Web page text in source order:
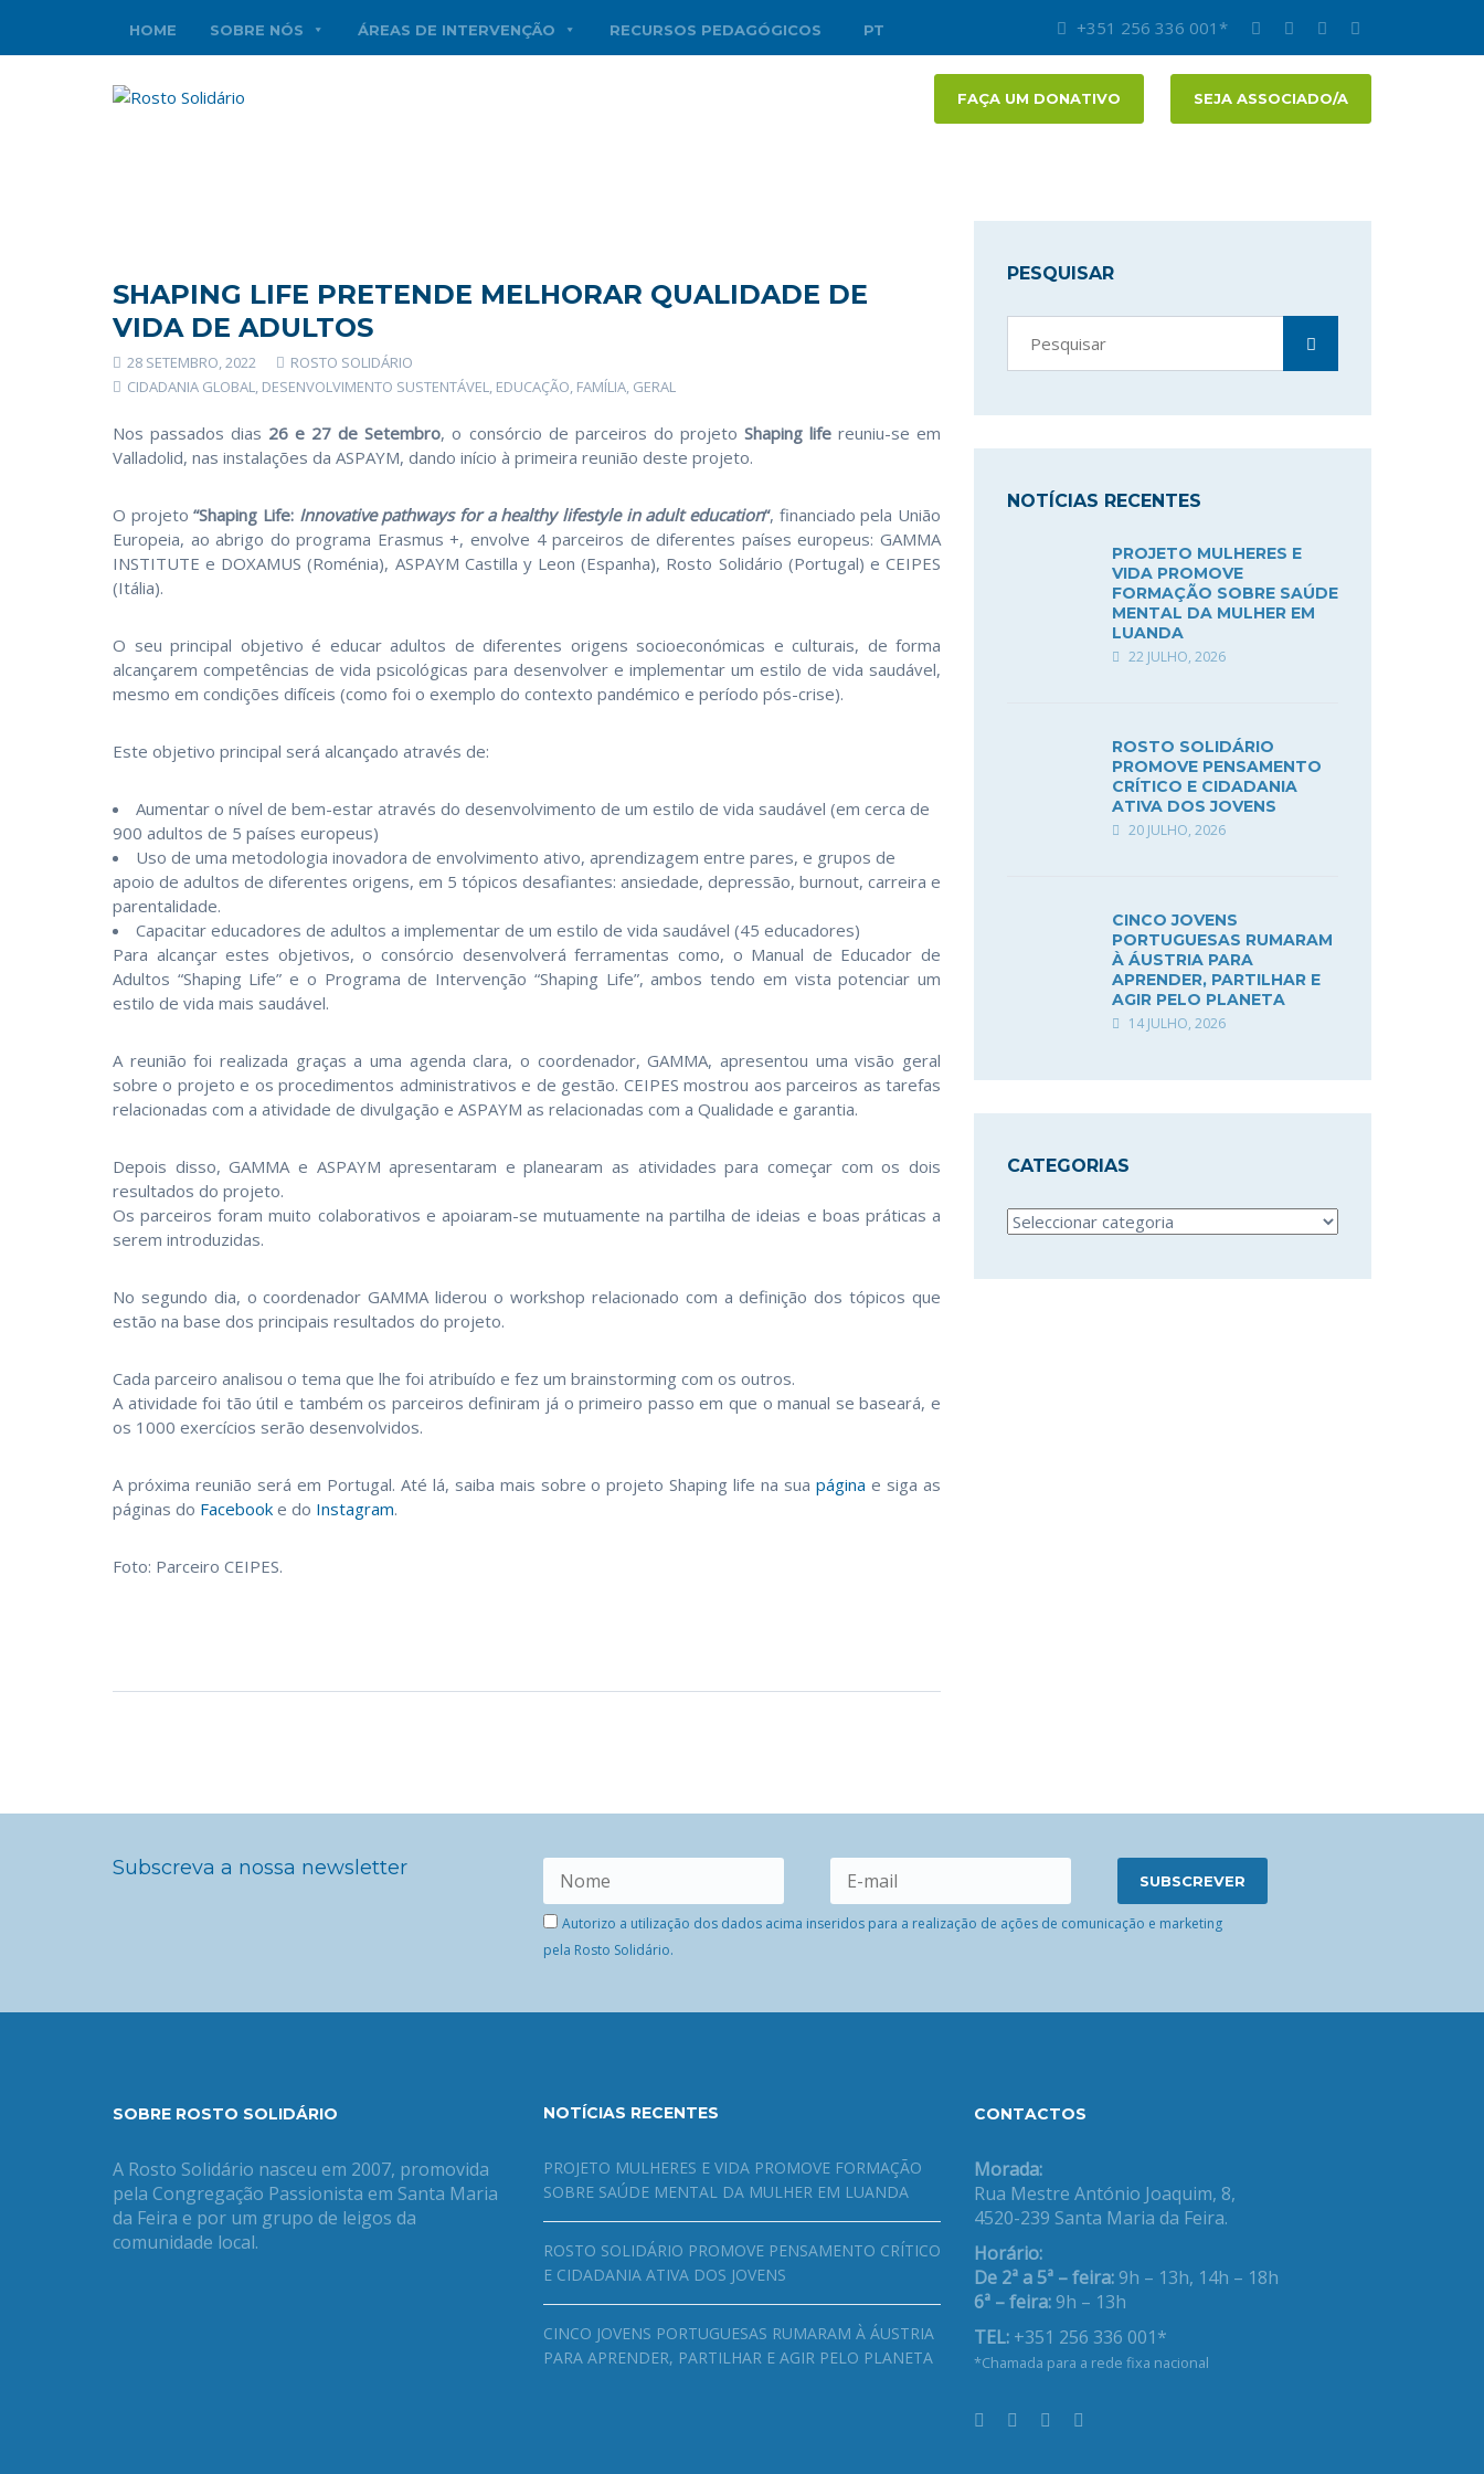
HOME SOBRE NÓS ÁREAS DE INTERVENÇÃO RECURSOS PEDAGÓGICOS PT +351 256 336 001*
FAÇA UM DONATIVO SEJA ASSOCIADO/A
SHAPING LIFE PRETENDE MELHORAR QUALIDADE DE
VIDA DE ADULTOS
28 SETEMBRO, 2022
ROSTO SOLIDÁRIO
CIDADANIA GLOBAL, DESENVOLVIMENTO SUSTENTÁVEL, EDUCAÇÃO, FAMÍLIA, GERAL
Nos passados dias 26 e 27 de Setembro, o consórcio de parceiros do projeto Shaping lifereuniu-se em
Valladolid, nas instalações da ASPAYM, dando início à primeira reunião deste projeto.
O projeto “Shaping Life: Innovative pathways for a healthy lifestyle in adult education“, financiado pela União
Europeia, ao abrigo do programa Erasmus +, envolve 4 parceiros de diferentes países europeus: GAMMA
INSTITUTE e DOXAMUS (Roménia), ASPAYM Castilla y Leon (Espanha), Rosto Solidário (Portugal) e CEIPES
(Itália).
O seu principal objetivo é educar adultos de diferentes origens socioeconómicas e culturais, de forma
alcançarem competências de vida psicológicas para desenvolver e implementar um estilo de vida saudável,
mesmo em condições difíceis (como foi o exemplo do contexto pandémico e período pós-crise).
Este objetivo principal será alcançado através de:
Aumentar o nível de bem-estar através do desenvolvimento de um estilo de vida saudável (em cerca de
900 adultos de 5 países europeus)
Uso de uma metodologia inovadora de envolvimento ativo, aprendizagem entre pares, e grupos de
apoio de adultos de diferentes origens, em 5 tópicos desafiantes: ansiedade, depressão, burnout, carreira e
parentalidade.
Capacitar educadores de adultos a implementar de um estilo de vida saudável (45 educadores)
Para alcançar estes objetivos, o consórcio desenvolverá ferramentas como, o Manual de Educador de
Adultos “Shaping Life” e o Programa de Intervenção “Shaping Life”, ambos tendo em vista potenciar um
estilo de vida mais saudável.
A reunião foi realizada graças a uma agenda clara, o coordenador, GAMMA, apresentou uma visão geral
sobre o projeto e os procedimentos administrativos e de gestão. CEIPES mostrou aos parceiros as tarefas
relacionadas com a atividade de divulgação e ASPAYM as relacionadas com a Qualidade e garantia.
Depois disso, GAMMA e ASPAYM apresentaram e planearam as atividades para começar com os dois
resultados do projeto.
Os parceiros foram muito colaborativos e apoiaram-se mutuamente na partilha de ideias e boas práticas a
serem introduzidas.
No segundo dia, o coordenador GAMMA liderou o workshop relacionado com a definição dos tópicos que
estão na base dos principais resultados do projeto.
Cada parceiro analisou o tema que lhe foi atribuído e fez um brainstorming com os outros.
A atividade foi tão útil e também os parceiros definiram já o primeiro passo em que o manual se baseará, e
os 1000 exercícios serão desenvolvidos.
A próxima reunião será em Portugal. Até lá, saiba mais sobre o projeto Shaping life na suapágina e siga as
páginas do Facebook e do Instagram.
Foto: Parceiro CEIPES.
PESQUISAR
NOTÍCIAS RECENTES
PROJETO MULHERES E
VIDA PROMOVE
FORMAÇÃO SOBRE SAÚDE
MENTAL DA MULHER EM
LUANDA
22 JULHO, 2026
ROSTO SOLIDÁRIO
PROMOVE PENSAMENTO
CRÍTICO E CIDADANIA
ATIVA DOS JOVENS
20 JULHO, 2026
CINCO JOVENS
PORTUGUESAS RUMARAM
À ÁUSTRIA PARA
APRENDER, PARTILHAR E
AGIR PELO PLANETA
14 JULHO, 2026
CATEGORIAS
Categorias
Subscreva a nossa newsletter
Autorizo a utilização dos dados acima inseridos para a realização de ações de comunicação e marketing
pela Rosto Solidário.
SOBRE ROSTO SOLIDÁRIO
A Rosto Solidário nasceu em 2007, promovida
pela Congregação Passionista em Santa Maria
da Feira e por um grupo de leigos da
comunidade local.
NOTÍCIAS RECENTES
PROJETO MULHERES E VIDA PROMOVE FORMAÇÃO
SOBRE SAÚDE MENTAL DA MULHER EM LUANDA
ROSTO SOLIDÁRIO PROMOVE PENSAMENTO CRÍTICO
E CIDADANIA ATIVA DOS JOVENS
CINCO JOVENS PORTUGUESAS RUMARAM À ÁUSTRIA
PARA APRENDER, PARTILHAR E AGIR PELO PLANETA
CONTACTOS
Morada:
Rua Mestre António Joaquim, 8,
4520-239 Santa Maria da Feira.
Horário:
De 2ª a 5ª – feira: 9h – 13h, 14h – 18h
6ª – feira: 9h – 13h
TEL: +351 256 336 001*
*Chamada para a rede fixa nacional